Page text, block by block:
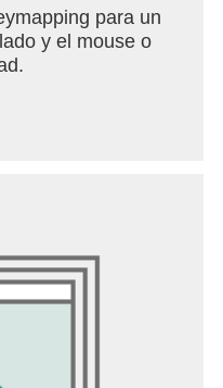
para un
y el mouse o